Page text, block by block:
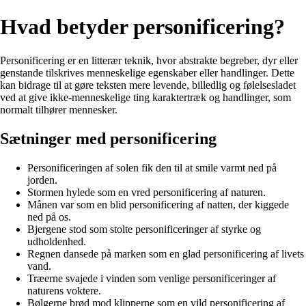
Hvad betyder personificering?
Personificering er en litterær teknik, hvor abstrakte begreber, dyr eller
genstande tilskrives menneskelige egenskaber eller handlinger. Dette
kan bidrage til at gøre teksten mere levende, billedlig og følelsesladet
ved at give ikke-menneskelige ting karaktertræk og handlinger, som
normalt tilhører mennesker.
Sætninger med personificering
Personificeringen af solen fik den til at smile varmt ned på
jorden.
Stormen hylede som en vred personificering af naturen.
Månen var som en blid personificering af natten, der kiggede
ned på os.
Bjergene stod som stolte personificeringer af styrke og
udholdenhed.
Regnen dansede på marken som en glad personificering af livets
vand.
Træerne svajede i vinden som venlige personificeringer af
naturens voktere.
Bølgerne brød mod klipperne som en vild personificering af